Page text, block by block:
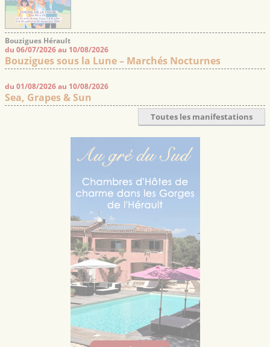
Bouzigues Hérault
du 06/07/2026 au 10/08/2026
Bouzigues sous la Lune – Marchés Nocturnes
du 01/08/2026 au 10/08/2026
Sea, Grapes & Sun
Toutes les manifestations